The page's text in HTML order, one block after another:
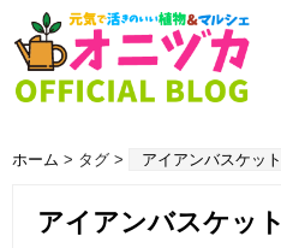
ホーム > タグ > アイアンバスケット
アイアンバスケット